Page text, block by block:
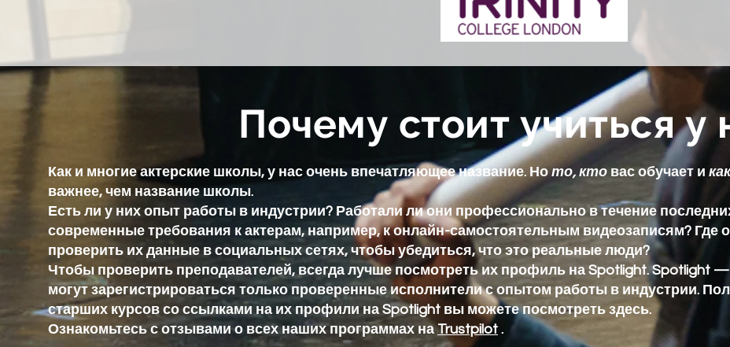
Почему стоит учиться у
Как и многие актерские школы, у нас очень впечатляющее название. Ното, кто вас обучает и
важнее, чем название школы.
Есть ли у них опыт работы в индустрии? Работали ли они профессионально в течение
современные требования к актерам, например, к онлайн-самостоятельным видеозаписям? Где
проверить их данные в социальных сетях, чтобы убедиться, что это реальные люди?
Чтобы проверить преподавателей, всегда лучше посмотреть их профиль на Spotlight. Spotlight —
могут зарегистрироваться только проверенные исполнители с опытом работы в индустрии.
старших курсов со ссылками на их профили на Spotlight вы можете посмотреть здесь.
Ознакомьтесь с отзывами о всех наших программах наTrustpilot .